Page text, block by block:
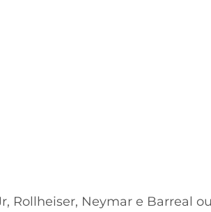
Rollheiser, Neymar e Barreal ou